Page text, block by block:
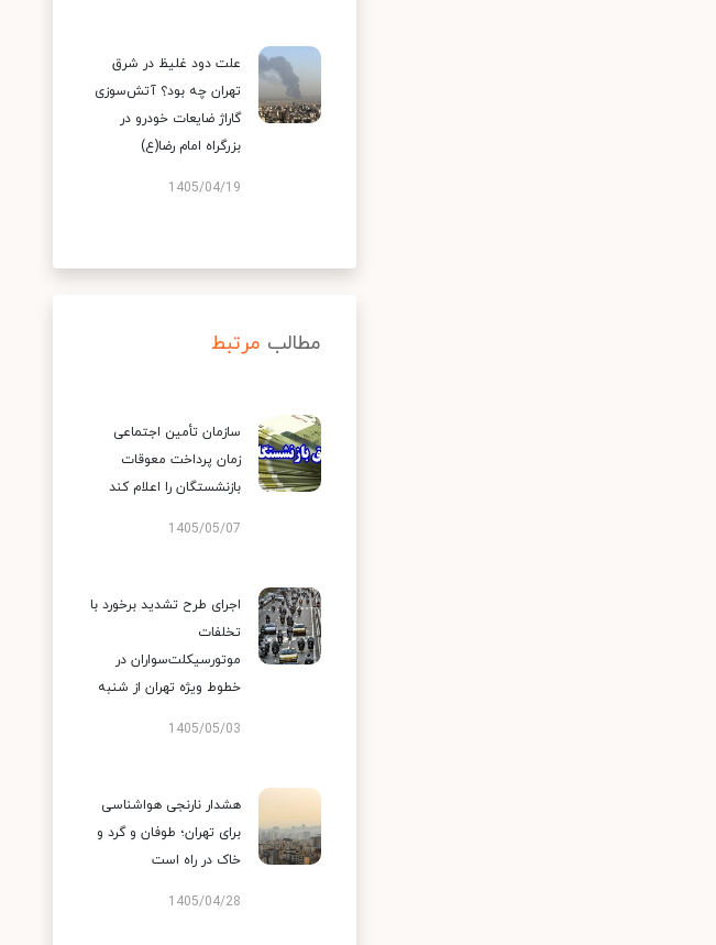
علت دود غلیظ در شرق
تهران چه بود؟ آتش‌سوزی
گاراژ ضایعات خودرو در
بزرگراه امام رضا(ع)
1405/04/19
مطالب مرتبط
سازمان تأمین اجتماعی
زمان پرداخت معوقات
بازنشستگان را اعلام کند
1405/05/07
اجرای طرح تشدید برخورد با
تخلفات
موتورسیکلت‌سواران در
خطوط ویژه تهران از شنبه
1405/05/03
هشدار نارنجی هواشناسی
برای تهران؛ طوفان و گرد و
خاک در راه است
1405/04/28